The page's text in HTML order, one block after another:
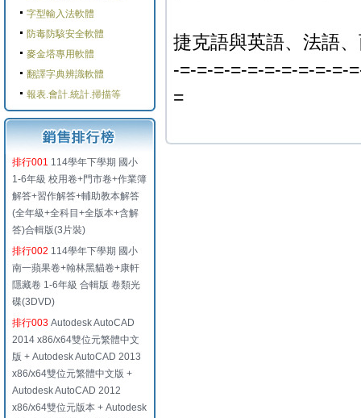
字型輸入法軟體
防毒防駭安全軟體
麥金塔專用軟體
翻譯字典辨識軟體
報表.會計.統計.掃描等
排行001 114學年下學期 國小
1-6年級 校用卷+門市卷+作業簿
解答+習作解答+輔助教本解答
(全年級+全科目+全版本+含解
答)合輯版(3片裝)
排行002 114學年下學期 國小
南一蘋果卷+翰林黑貓卷+康軒
隱藏卷 1-6年級 合輯版 卷類光
碟(3DVD)
排行003 Autodesk AutoCAD
2014 x86/x64雙位元繁體中文
版 + Autodesk AutoCAD 2013
x86/x64雙位元繁體中文版 +
Autodesk AutoCAD 2012
x86/x64雙位元版本 + Autodesk
捷克語與英語、法語
-=-=-=-=-=-=-=-=-=-=-
=